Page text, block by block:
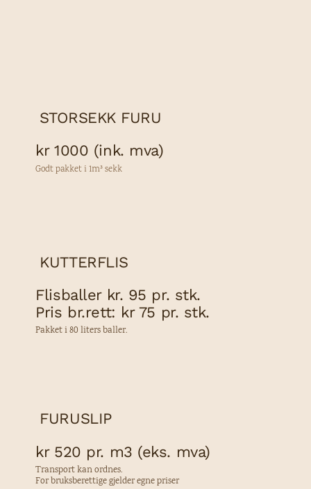
STORSEKK FURU
kr 1000 (ink. mva)
Godt pakket i 1m³ sekk
KUTTERFLIS
Flisballer kr. 95 pr. stk.
Pris br.rett: kr 75 pr. stk.
Pakket i 80 liters baller.
FURUSLIP
kr 520 pr. m3 (eks. mva)
Transport kan ordnes.
For bruksberettige gjelder egne priser